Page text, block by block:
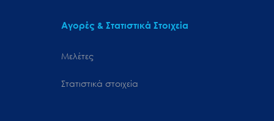
Αγορές & Στατιστικά Στοιχεία
Μελέτες
Στατιστικά στοιχεία